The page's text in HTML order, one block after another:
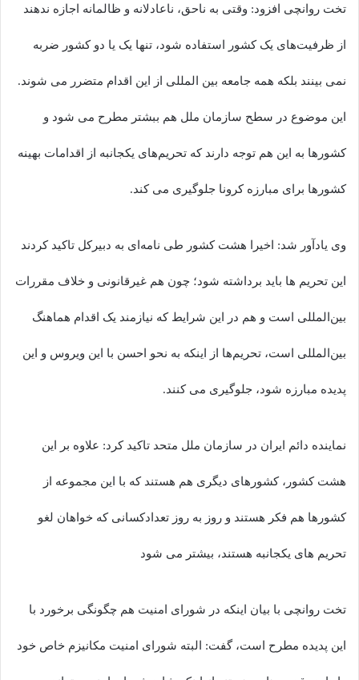
تخت روانچی افزود: وقتی به ناحق، ناعادلانه و ظالمانه اجازه ندهند
از ظرفیت‌های یک کشور استفاده شود، تنها یک یا دو کشور ضربه
نمی بینند بلکه همه جامعه بین المللی از این اقدام متضرر می شوند.
این موضوع در سطح سازمان ملل هم ببشتر مطرح می شود و
کشورها به این هم توجه دارند که تحریم‌های یکجانبه از اقدامات بهینه
کشورها برای مبارزه کرونا جلوگیری می کند.
وی یادآور شد: اخیرا هشت کشور طی نامه‌ای به دبیرکل تاکید کردند
این تحریم ها باید برداشته شود؛ چون هم غیرقانونی و خلاف مقررات
بین‌المللی است و هم در این شرایط که نیازمند یک اقدام هماهنگ
بین‌المللی است، تحریم‌ها از اینکه به نحو احسن با این ویروس و این
پدیده مبارزه شود، جلوگیری می کنند.
نماینده دائم ایران در سازمان ملل متحد تاکید کرد: علاوه بر این
هشت کشور، کشورهای دیگری هم هستند که با این مجموعه از
کشورها هم فکر هستند و روز به روز تعدادکسانی که خواهان لغو
تحریم های یکجانبه هستند، بیشتر می شود
تخت روانچی با بیان اینکه در شورای امنیت هم چگونگی برخورد با
این پدیده مطرح است، گفت: البته شورای امنیت مکانیزم خاص خود